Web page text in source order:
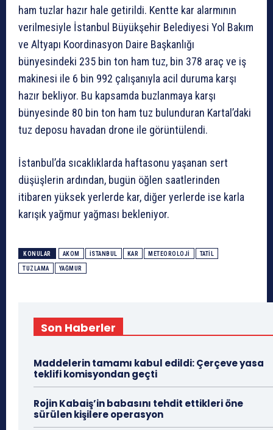
ham tuzlar hazır hale getirildi. Kentte kar alarmının
verilmesiyle İstanbul Büyükşehir Belediyesi Yol Bakım
ve Altyapı Koordinasyon Daire Başkanlığı
bünyesindeki 235 bin ton ham tuz, bin 378 araç ve iş
makinesi ile 6 bin 992 çalışanıyla acil duruma karşı
hazır bekliyor. Bu kapsamda buzlanmaya karşı
bünyesinde 80 bin ton ham tuz bulunduran Kartal’daki
tuz deposu havadan drone ile görüntülendi.
İstanbul’da sıcaklıklarda haftasonu yaşanan sert
düşüşlerin ardından, bugün öğlen saatlerinden
itibaren yüksek yerlerde kar, diğer yerlerde ise karla
karışık yağmur yağması bekleniyor.
KONULAR AKOM ISTANBUL KAR METEOROLOJI TATIL
TUZLAMA YAĞMUR
Son Haberler
Maddelerin tamamı kabul edildi: Çerçeve yasa
teklifi komisyondan geçti
Rojin Kabaiş’in babasını tehdit ettikleri öne
sürülen kişilere operasyon